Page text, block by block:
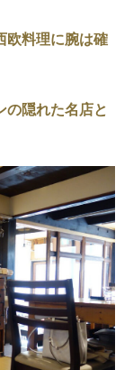
欧料理に腕は確
の隠れた名店と